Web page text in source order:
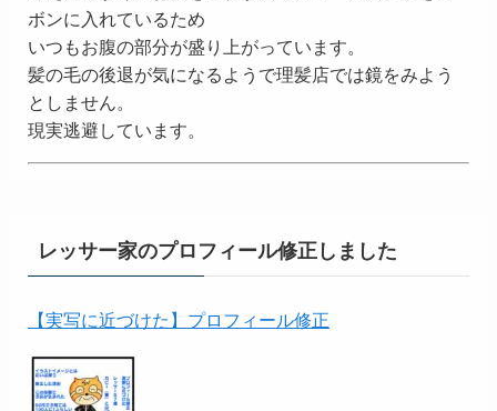
ボンに入れているため
いつもお腹の部分が盛り上がっています。
髪の毛の後退が気になるようで理髪店では鏡をみよう
としません。
現実逃避しています。
レッサー家のプロフィール修正しました
【実写に近づけた】プロフィール修正